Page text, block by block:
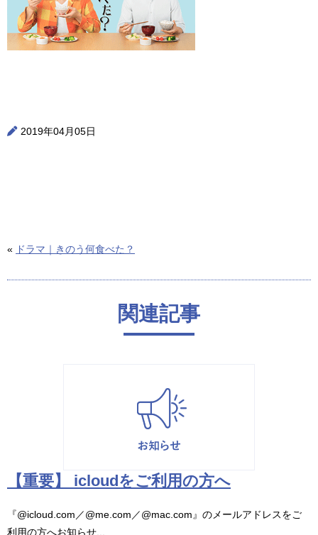
2019年04月05日
« ドラマ｜きのう何食べた？
関連記事
【重要】 icloudをご利用の方へ
『@icloud.com／@me.com／@mac.com』のメールアドレスをご
利用の方へお知らせ...